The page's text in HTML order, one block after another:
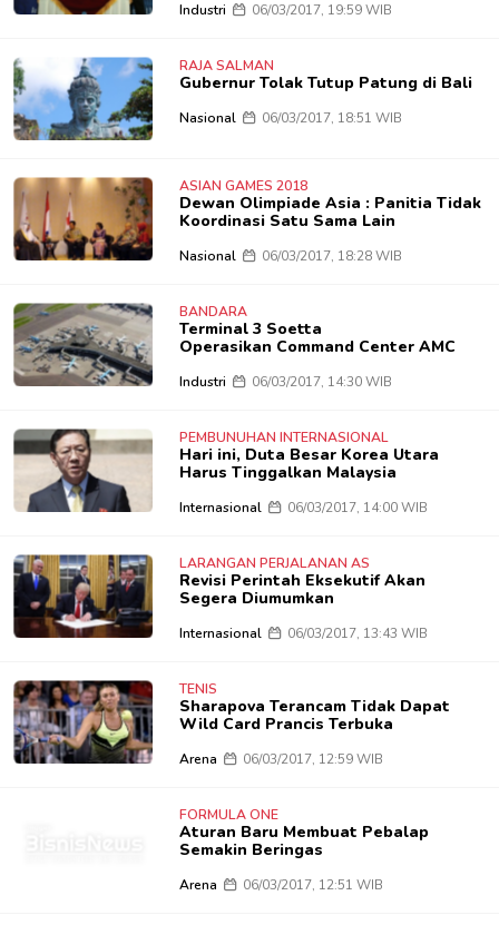
Industri 06/03/2017, 19:59 WIB
RAJA SALMAN
Gubernur Tolak Tutup Patung di Bali
Nasional 06/03/2017, 18:51 WIB
ASIAN GAMES 2018
Dewan Olimpiade Asia : Panitia Tidak
Koordinasi Satu Sama Lain
Nasional 06/03/2017, 18:28 WIB
BANDARA
Terminal 3 Soetta
Operasikan Command Center AMC
Industri 06/03/2017, 14:30 WIB
PEMBUNUHAN INTERNASIONAL
Hari ini, Duta Besar Korea Utara
Harus Tinggalkan Malaysia
Internasional 06/03/2017, 14:00 WIB
LARANGAN PERJALANAN AS
Revisi Perintah Eksekutif Akan
Segera Diumumkan
Internasional 06/03/2017, 13:43 WIB
TENIS
Sharapova Terancam Tidak Dapat
Wild Card Prancis Terbuka
Arena 06/03/2017, 12:59 WIB
FORMULA ONE
Aturan Baru Membuat Pebalap
Semakin Beringas
Arena 06/03/2017, 12:51 WIB